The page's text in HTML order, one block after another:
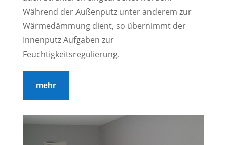
Während der Außenputz unter anderem zur
Wärmedämmung dient, so übernimmt der
Innenputz Aufgaben zur
Feuchtigkeitsregulierung.
mehr